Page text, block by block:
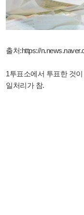
출처:https://
1투표소에서 투표한 것
일처리가 참.